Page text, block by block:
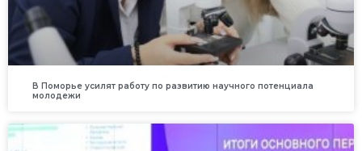
В Поморье усилят работу по развитию научного потенциала
молодежи